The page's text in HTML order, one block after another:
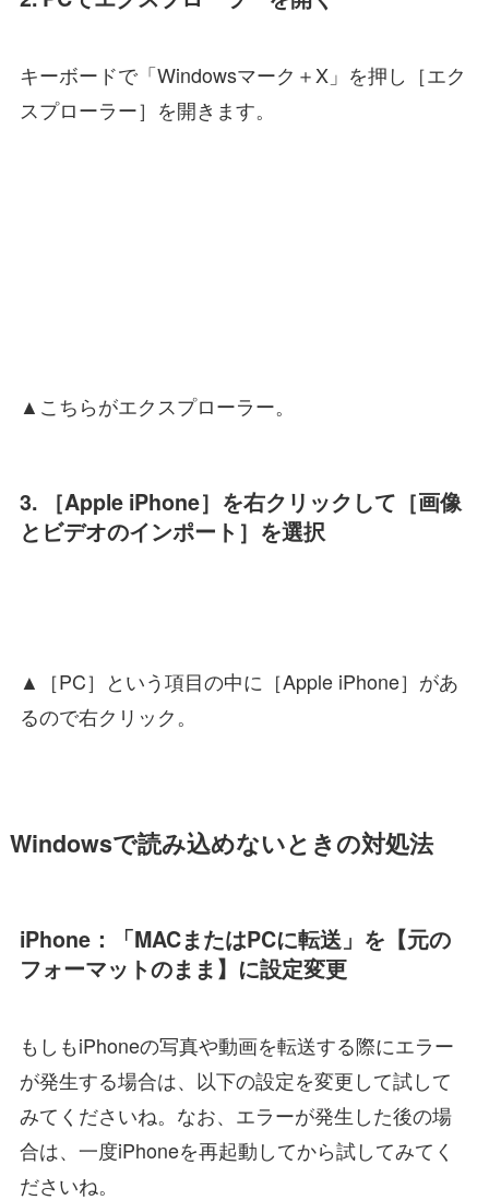
キーボードで「Windowsマーク＋X」を押し［エク
スプローラー］を開きます。
▲こちらがエクスプローラー。
3. ［Apple iPhone］を右クリックして［画像
とビデオのインポート］を選択
▲［PC］という項目の中に［Apple iPhone］があ
るので右クリック。
Windowsで読み込めないときの対処法
iPhone：「MACまたはPCに転送」を【元の
フォーマットのまま】に設定変更
もしもiPhoneの写真や動画を転送する際にエラー
が発生する場合は、以下の設定を変更して試して
みてくださいね。なお、エラーが発生した後の場
合は、一度iPhoneを再起動してから試してみてく
ださいね。